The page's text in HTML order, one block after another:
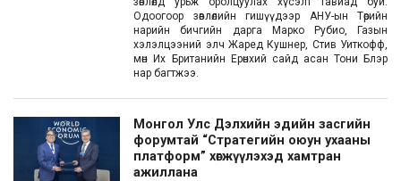
Одоогоор зөвлөлийн гишүүдээр АНУ-ын Төрийн
нарийн бичгийн дарга Марко Рубио, Газын
хэлэлцээний элч Жаред Кушнер, Стив Уиткофф,
мөн Их Британийн Ерөнхий сайд асан Тони Блэр
нар багтжээ.
Монгол Улс Дэлхийн эдийн засгийн
форумтай “Стратегийн оюун ухааны
платформ” хөгжүүлэхэд хамтран
ажиллана